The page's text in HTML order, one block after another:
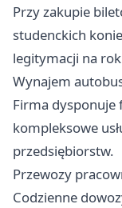
Przy zakupie
studenckich
legitymacji na
Wynajem
Firma
kompleksowe
przedsiębiorstw.
Przewozy
Codzienne